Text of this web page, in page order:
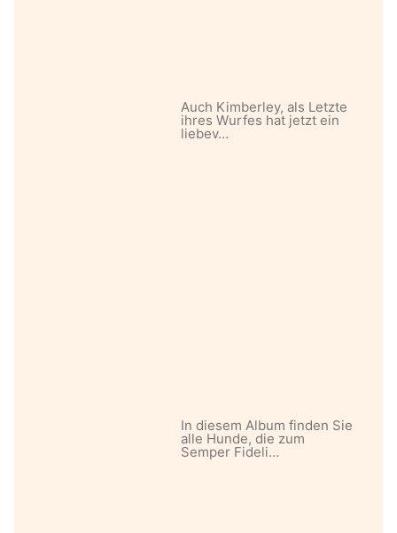
Auch Kimberley, als Letzte
ihres Wurfes hat jetzt ein
liebev…
In diesem Album finden Sie
alle Hunde, die zum
Semper Fideli…